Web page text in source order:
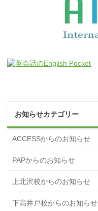
お知らせカテゴリー
ACCESSからのお知らせ
PAPからのお知らせ
上北沢校からのお知らせ
下高井戸校からのお知らせ